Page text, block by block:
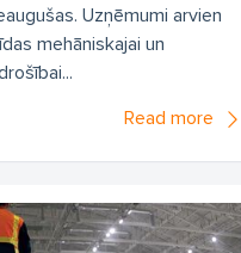
Uzņēmumi arvien
mehāniskajai un
Read more